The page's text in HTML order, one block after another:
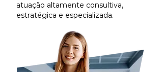
atuação altamente consultiva,
estratégica e especializada.